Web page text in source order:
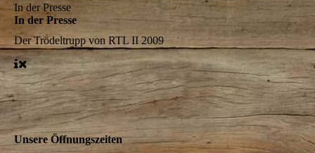
In der Presse
In der Presse
Der Trödeltrupp von RTL II 2009
Unsere Öffnungszeiten